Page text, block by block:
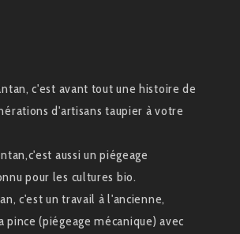
c'est avant tout une histoire de
d'artisans taupier à votre
aussi un piégeage
pour les cultures bio.
c'est un travail à l'ancienne,
pince (piégeage mécanique) avec